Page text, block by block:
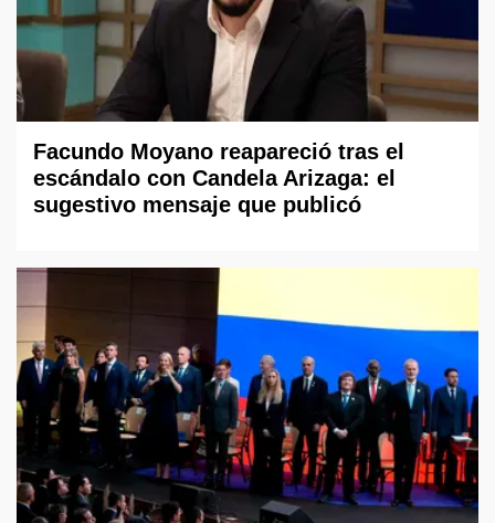
Facundo Moyano reapareció tras el
escándalo con Candela Arizaga: el
sugestivo mensaje que publicó